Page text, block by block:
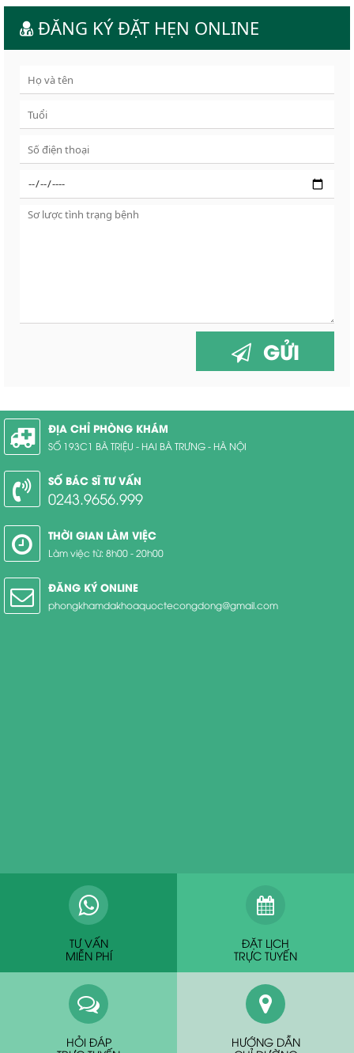
ĐĂNG KÝ ĐẶT HẸN ONLINE
GỬI
ĐỊA CHỈ PHÒNG KHÁM
SỐ 193C1 BÀ TRIỆU - HAI BÀ TRƯNG - HÀ NỘI
SỐ BÁC SĨ TƯ VẤN
0243.9656.999
THỜI GIAN LÀM VIỆC
Làm việc từ: 8h00 - 20h00
ĐĂNG KÝ ONLINE
phongkhamdakhoaquoctecongdong@gmail.com
TƯ VẤN
MIỄN PHÍ
ĐẶT LỊCH
TRỰC TUYẾN
HỎI ĐÁP
HƯỚNG DẪN